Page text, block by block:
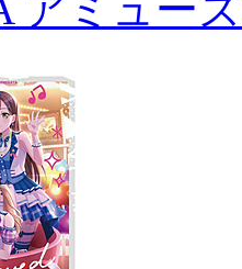
アミュー